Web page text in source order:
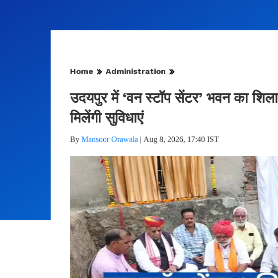
Home Administration
उदयपुर में ‘वन स्टॉप सेंटर’ भवन का
मिलेंगी सुविधाएं
By Mansoor Orawala | Aug 8, 2026, 17:40 IST